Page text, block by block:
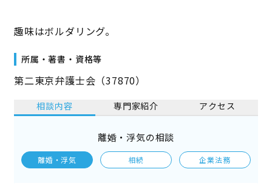
趣味はボルダリング。
所属・著書・資格等
第二東京弁護士会（37870）
相談内容 専門家紹介 アクセス
離婚・浮気の相談
離婚・浮気 相続 企業法務